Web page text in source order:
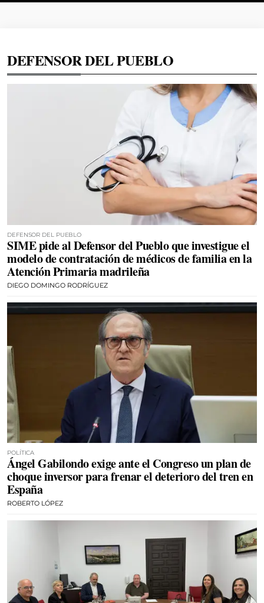
DEFENSOR DEL PUEBLO
DEFENSOR DEL PUEBLO
SIME pide al Defensor del Pueblo que investigue el
modelo de contratación de médicos de familia en la
Atención Primaria madrileña
DIEGO DOMINGO RODRÍGUEZ
POLÍTICA
Ángel Gabilondo exige ante el Congreso un plan de
choque inversor para frenar el deterioro del tren en
España
ROBERTO LÓPEZ